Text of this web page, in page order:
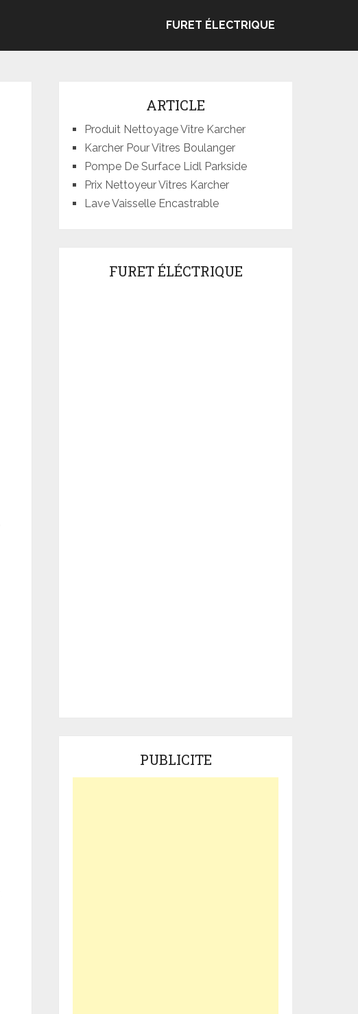
FURET ÉLECTRIQUE
ARTICLE
Produit Nettoyage Vitre Karcher
Karcher Pour Vitres Boulanger
Pompe De Surface Lidl Parkside
Prix Nettoyeur Vitres Karcher
Lave Vaisselle Encastrable
FURET ÉLÉCTRIQUE
PUBLICITE